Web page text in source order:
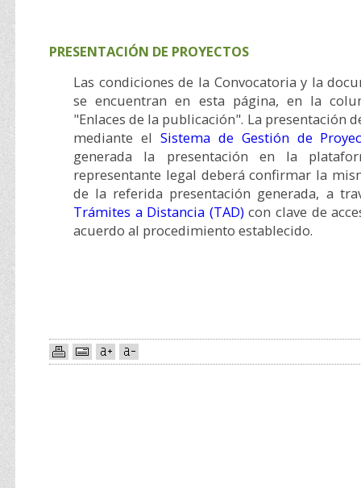
PRESENTACIÓN DE PROYECTOS
Las condiciones de la Convocatoria y la
se encuentran en esta página, en la
"Enlaces de la publicación". La presentación
mediante el Sistema de Gestión de
generada la presentación en la
representante legal deberá confirmar la
de la referida presentación generada, a
Trámites a Distancia (TAD)con clave de
acuerdo al procedimiento establecido.